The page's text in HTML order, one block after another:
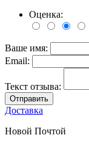
Оценка:
Ваше имя:
Email:
Текст отзыва:
Отправить
Доставка
Новой Почтой